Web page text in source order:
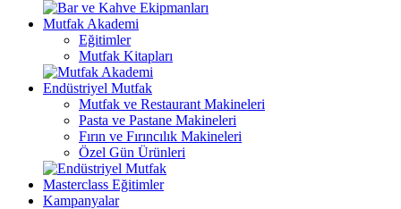
Mutfak Akademi
Eğitimler
Mutfak Kitapları
Endüstriyel Mutfak
Mutfak ve Restaurant Makineleri
Pasta ve Pastane Makineleri
Fırın ve Fırıncılık Makineleri
Özel Gün Ürünleri
Masterclass Eğitimler
Kampanyalar